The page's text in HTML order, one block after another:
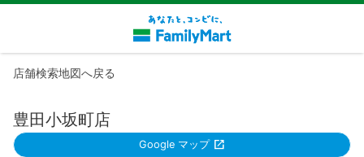
店舗検索地図へ戻る
豊田小坂町店
Google マップ